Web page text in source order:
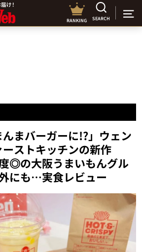
RANKING SEARCH
んまバーガーに!?」ウェン
ストキッチンの新作
◎の大阪うまいもんグル
にも…実食レビュー